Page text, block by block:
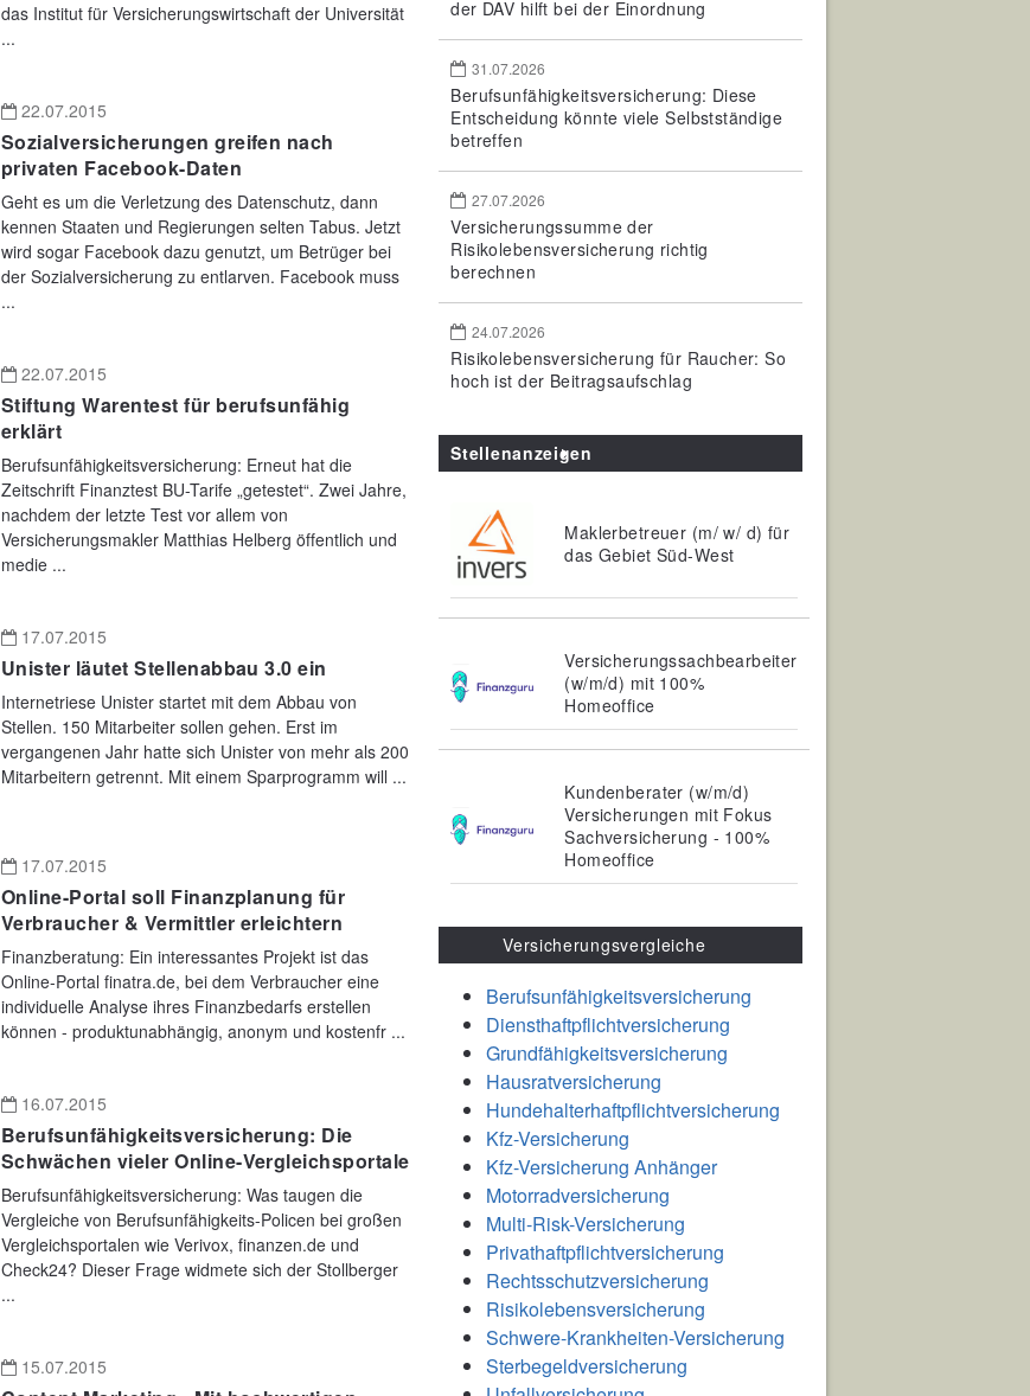
das Institut für Versicherungswirtschaft der Universität
...
22.07.2015
Sozialversicherungen greifen nach
privaten Facebook-Daten
Geht es um die Verletzung des Datenschutz, dann
kennen Staaten und Regierungen selten Tabus. Jetzt
wird sogar Facebook dazu genutzt, um Betrüger bei
der Sozialversicherung zu entlarven. Facebook muss
...
22.07.2015
Stiftung Warentest für berufsunfähig
erklärt
Berufsunfähigkeitsversicherung: Erneut hat die
Zeitschrift Finanztest BU-Tarife „getestet“. Zwei Jahre,
nachdem der letzte Test vor allem von
Versicherungsmakler Matthias Helberg öffentlich und
medie ...
17.07.2015
Unister läutet Stellenabbau 3.0 ein
Internetriese Unister startet mit dem Abbau von
Stellen. 150 Mitarbeiter sollen gehen. Erst im
vergangenen Jahr hatte sich Unister von mehr als 200
Mitarbeitern getrennt. Mit einem Sparprogramm will ...
17.07.2015
Online-Portal soll Finanzplanung für
Verbraucher & Vermittler erleichtern
Finanzberatung: Ein interessantes Projekt ist das
Online-Portal finatra.de, bei dem Verbraucher eine
individuelle Analyse ihres Finanzbedarfs erstellen
können - produktunabhängig, anonym und kostenfr ...
16.07.2015
Berufsunfähigkeitsversicherung: Die
Schwächen vieler Online-Vergleichsportale
Berufsunfähigkeitsversicherung: Was taugen die
Vergleiche von Berufsunfähigkeits-Policen bei großen
Vergleichsportalen wie Verivox, finanzen.de und
Check24? Dieser Frage widmete sich der Stollberger
...
15.07.2015
der DAV hilft bei der Einordnung
31.07.2026
Berufsunfähigkeitsversicherung: Diese
Entscheidung könnte viele Selbstständige
betreffen
27.07.2026
Versicherungssumme der
Risikolebensversicherung richtig
berechnen
24.07.2026
Risikolebensversicherung für Raucher: So
hoch ist der Beitragsaufschlag
Stellenanzeigen
Maklerbetreuer (m/ w/ d) für
das Gebiet Süd-West
Versicherungssachbearbeiter
(w/m/d) mit 100%
Homeoffice
Kundenberater (w/m/d)
Versicherungen mit Fokus
Sachversicherung - 100%
Homeoffice
Versicherungsvergleiche
Berufsunfähigkeitsversicherung
Diensthaftpflichtversicherung
Grundfähigkeitsversicherung
Hausratversicherung
Hundehalterhaftpflichtversicherung
Kfz-Versicherung
Kfz-Versicherung Anhänger
Motorradversicherung
Multi-Risk-Versicherung
Privathaftpflichtversicherung
Rechtsschutzversicherung
Risikolebensversicherung
Schwere-Krankheiten-Versicherung
Sterbegeldversicherung